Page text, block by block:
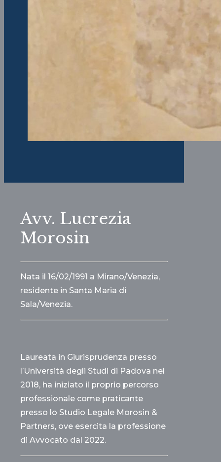
Avv. Lucrezia
Morosin
Nata il 16/02/1991 a Mirano/Venezia,
residente in Santa Maria di
Sala/Venezia.
Laureata in Giurisprudenza presso
l’Università degli Studi di Padova nel
2018, ha iniziato il proprio percorso
professionale come praticante
presso lo Studio Legale Morosin &
Partners, ove esercita la professione
di Avvocato dal 2022.